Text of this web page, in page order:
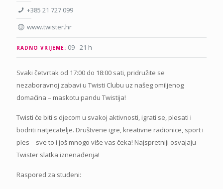
+385 21 727 099
www.twister.hr
RADNO VRIJEME: 09 - 21 h
Svaki četvrtak od 17:00 do 18:00 sati, pridružite se
nezaboravnoj zabavi u Twisti Clubu uz našeg omiljenog
domaćina – maskotu pandu Twistija!
Twisti će biti s djecom u svakoj aktivnosti, igrati se, plesati i
bodriti natjecatelje. Društvene igre, kreativne radionice, sport i
ples – sve to i još mnogo više vas čeka! Najspretniji osvajaju
Twister slatka iznenađenja!
Raspored za studeni: